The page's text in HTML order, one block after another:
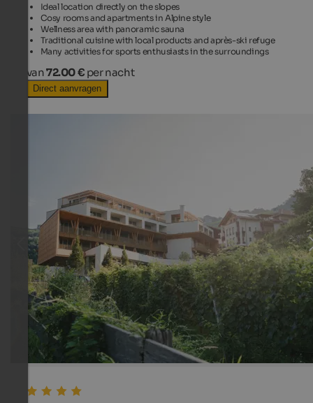
Ideal location directly on the slopes
Cosy rooms and apartments in Alpine style
Wellness area with panoramic sauna
Traditional cuisine with local products and après-ski refuge
Many activities for sports enthusiasts in the surroundings
van72.00 € per nacht
Direct aanvragen